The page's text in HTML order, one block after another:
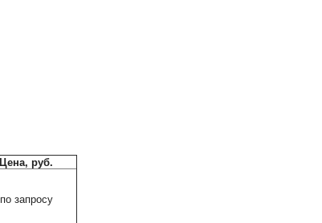
Цена, руб.
по запросу